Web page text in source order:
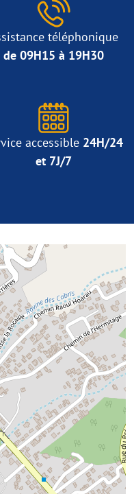
téléphonique
de 09H15 à 19H30
accessible 24H/24
et 7J/7